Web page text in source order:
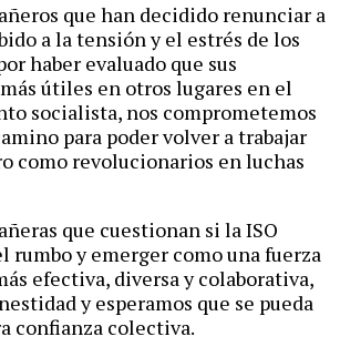
que han decidido renunciar a
a la tensión y el estrés de los
haber evaluado que sus
útiles en otros lugares en el
socialista, nos comprometemos
para poder volver a trabajar
como revolucionarios en luchas
que cuestionan si la ISO
rumbo y emerger como una fuerza
efectiva, diversa y colaborativa,
y esperamos que se pueda
confianza colectiva.